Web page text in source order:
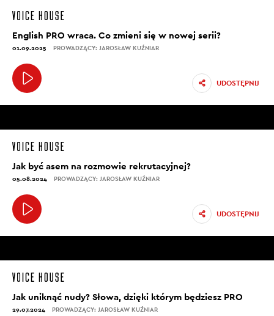
English PRO wraca. Co zmieni się w nowej serii?
01.09.2025 PROWADZĄCY: JAROSŁAW KUŹNIAR
UDOSTĘPNIJ
Jak być asem na rozmowie rekrutacyjnej?
05.08.2024 PROWADZĄCY: JAROSŁAW KUŹNIAR
UDOSTĘPNIJ
Jak uniknąć nudy? Słowa, dzięki którym będziesz PRO
29.07.2024 PROWADZĄCY: JAROSŁAW KUŹNIAR